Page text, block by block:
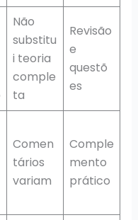
Não
substitu
i teoria
comple
ta
Revisão
e
questõ
es
Comen
tários
variam
Comple
mento
prático